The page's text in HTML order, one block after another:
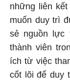
những liên
muốn duy trì
sẻ nguồn lực
thành viên
ích từ việc
cốt lõi để duy